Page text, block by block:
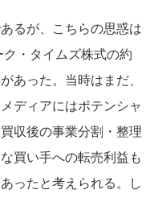
るが、こちらの思惑は
・タイムズ株式の約
あった。当時はまだ、
ディアにはポテンシャ
収後の事業分割・整理
買い手への転売利益も
ったと考えられる。し